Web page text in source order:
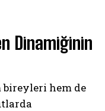
Dinamiğinin
bireyleri hem de